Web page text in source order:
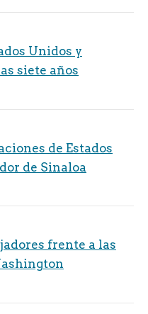
Unidos y
siete años
de Estados
de Sinaloa
frente a las